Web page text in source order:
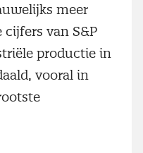
meer
van S&P
productie in
vooral in